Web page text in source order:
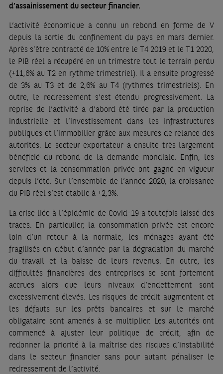
d’assainissement du secteur financier.
L’activité économique a connu un rebond en forme de V
depuis la sortie du confinement du pays en mars dernier.
Après s’être contracté de 10% entre le T4 2019 et le T1 2020,
le PIB réel a récupéré en un trimestre tout le terrain perdu
(+11,6% au T2 en rythme trimestriel). Il a ensuite progressé
de 3% au T3 et de 2,6% au T4 (rythmes trimestriels). En
outre, le redressement s’est étendu progressivement. La
reprise de l’activité a d’abord été tirée par la production
industrielle et l’investissement dans les infrastructures
publiques et l’immobilier grâce aux mesures de relance des
autorités. Le secteur exportateur a ensuite très largement
bénéficié du rebond de la demande mondiale. Enfin, les
services et la consommation privée ont gagné en vigueur
depuis l’été. Sur l’ensemble de l’année 2020, la croissance
du PIB réel s’est établie à +2,3%.
La crise liée à l’épidémie de Covid-19 a toutefois laissé des
traces. En particulier, la consommation privée est encore
loin d’un retour à la normale, les ménages ayant été
fragilisés en début d’année par la dégradation du marché
du travail et la baisse de leurs revenus. En outre, les
difficultés financières des entreprises se sont fortement
accrues alors que leurs niveaux d’endettement sont
excessivement élevés. Les risques de crédit augmentent et
les défauts sur les prêts bancaires et sur le marché
obligataire sont amenés à se multiplier. Les autorités ont
commencé à ajuster leur politique de crédit, afin de
redonner la priorité à la maîtrise des risques d’instabilité
dans le secteur financier sans pour autant pénaliser le
redressement de l’activité.